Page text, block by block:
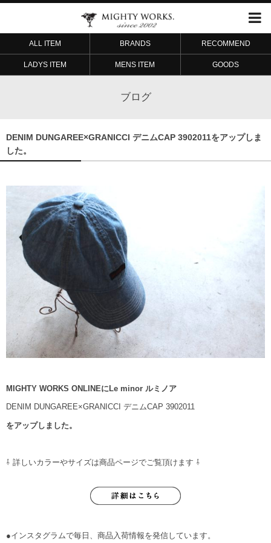
ALL ITEM BRANDS RECOMMEND
LADYS ITEM MENS ITEM GOODS
ブログ
DENIM DUNGAREE×GRANICCI デニムCAP 3902011をアップしま
した。
MIGHTY WORKS ONLINEにLe minor ルミノア
DENIM DUNGAREE×GRANICCI デニムCAP 3902011
をアップしました。
⇩ 詳しいカラーやサイズは商品ページでご覧頂けます ⇩
●インスタグラムで毎日、商品入荷情報を発信しています。